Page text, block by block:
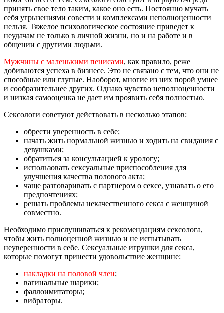
принять свое тело таким, какое оно есть. Постоянно мучать
себя угрызениями совести и комплексами неполноценности
нельзя. Тяжелое психологическое состояние приведет к
неудачам не только в личной жизни, но и на работе и в
общении с другими людьми.
Мужчины с маленькими пенисами, как правило, реже
добиваются успеха в бизнесе. Это не связано с тем, что они не
способные или глупые. Наоборот, многие из них порой умнее
и сообразительнее других. Однако чувство неполноценности
и низкая самооценка не дает им проявить себя полностью.
Сексологи советуют действовать в несколько этапов:
обрести уверенность в себе;
начать жить нормальной жизнью и ходить на свидания с
девушками;
обратиться за консультацией к урологу;
использовать сексуальные приспособления для
улучшения качества полового акта;
чаще разговаривать с партнером о сексе, узнавать о его
предпочтениях;
решать проблемы некачественного секса с женщиной
совместно.
Необходимо прислушиваться к рекомендациям сексолога,
чтобы жить полноценной жизнью и не испытывать
неуверенности в себе. Сексуальные игрушки для секса,
которые помогут принести удовольствие женщине:
накладки на половой член;
вагинальные шарики;
фаллоимитаторы;
вибраторы.